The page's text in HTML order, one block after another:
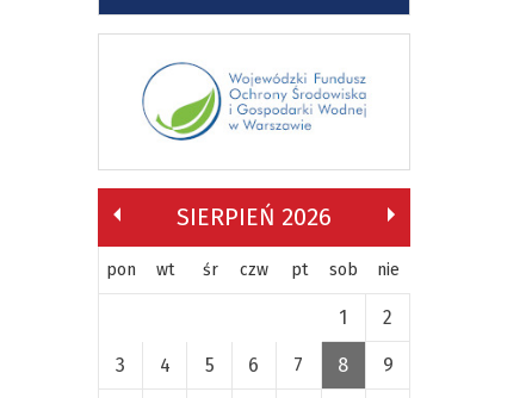
SIERPIEŃ 2026
pon wt śr czw pt sob nie
1 2
3 4 5 6 7 8 9